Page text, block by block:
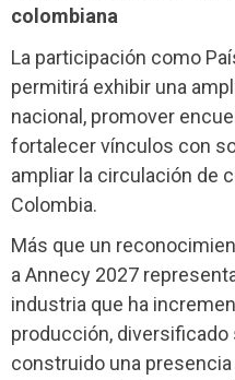
colombiana
La participación como
permitirá exhibir una
nacional, promover
fortalecer vínculos con
ampliar la circulación de
Colombia.
Más que un
a Annecy 2027
industria que ha
producción,
construido una